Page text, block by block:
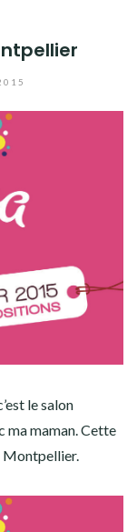
le salon
ma maman. Cette
Montpellier.